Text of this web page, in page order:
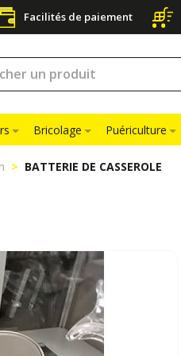
Facilités de paiement
Bricolage Puériculture
BATTERIE DE CASSEROLE